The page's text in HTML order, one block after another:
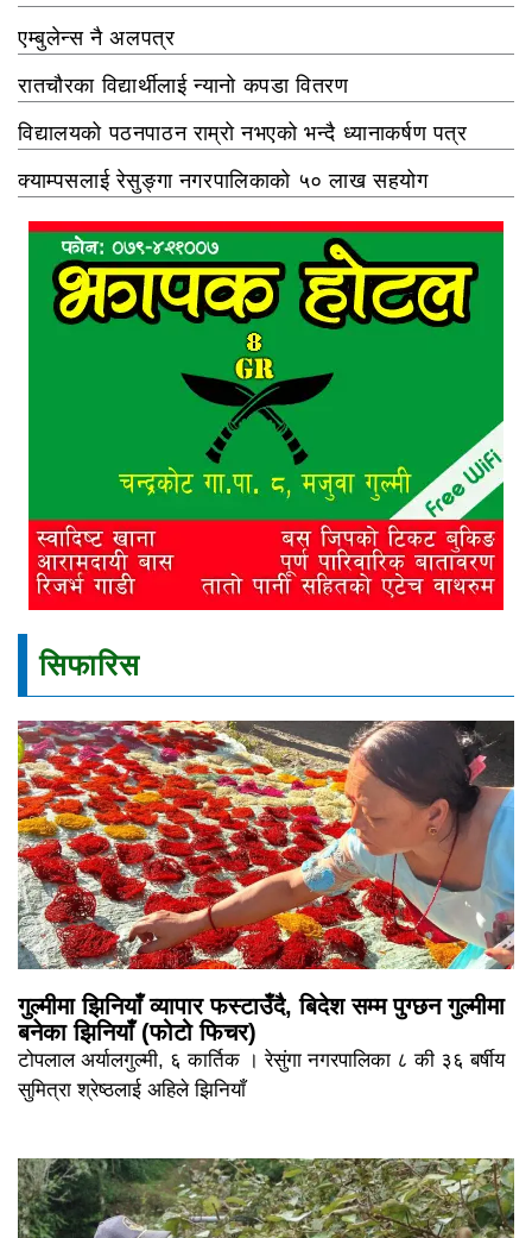
एम्बुलेन्स नै अलपत्र
रातचौरका विद्यार्थीलाई न्यानो कपडा वितरण
विद्यालयको पठनपाठन राम्रो नभएको भन्दै ध्यानाकर्षण पत्र
क्याम्पसलाई रेसुङ्गा नगरपालिकाको ५० लाख सहयोग
सिफारिस
गुल्मीमा झिनियाँ व्यापार फस्टाउँदै, बिदेश सम्म पुग्छन गुल्मीमा
बनेका झिनियाँ (फोटो फिचर)
टोपलाल अर्यालगुल्मी, ६ कार्तिक । रेसुंगा नगरपालिका ८ की ३६ बर्षीय
सुमित्रा श्रेष्ठलाई अहिले झिनियाँ